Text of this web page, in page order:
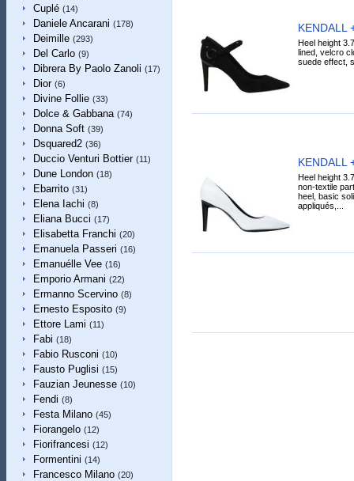
Cuplé (14)
Daniele Ancarani (178)
Deimille (293)
Del Carlo (9)
Dibrera By Paolo Zanoli (17)
Dior (6)
Divine Follie (33)
Dolce & Gabbana (74)
Donna Soft (39)
Dsquared2 (36)
Duccio Venturi Bottier (11)
Dune London (18)
Ebarrito (31)
Elena Iachi (8)
Eliana Bucci (17)
Elisabetta Franchi (20)
Emanuela Passeri (16)
Emanuélle Vee (16)
Emporio Armani (22)
Ermanno Scervino (8)
Ernesto Esposito (9)
Ettore Lami (11)
Fabi (18)
Fabio Rusconi (10)
Fausto Puglisi (15)
Fauzian Jeunesse (10)
Fendi (8)
Festa Milano (45)
Fiorangelo (12)
Fiorifrancesi (12)
Formentini (14)
Francesco Milano (20)
KENDALL
Heel height
lined, velcro
suede effect,
KENDALL
Heel height
non-textile
heel, basic
appliqués,...